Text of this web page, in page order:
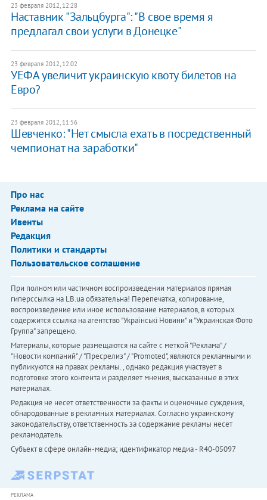
23 февраля 2012, 12:28
Наставник "Зальцбурга": "В свое время я
предлагал свои услуги в Донецке"
23 февраля 2012, 12:02
УЕФА увеличит украинскую квоту билетов на
Евро?
23 февраля 2012, 11:56
Шевченко: "Нет смысла ехать в посредственный
чемпионат на заработки"
Про нас
Реклама на сайте
Ивенты
Редакция
Политики и стандарты
Пользовательское соглашение
При полном или частичном воспроизведении материалов прямая
гиперссылка на LB.ua обязательна! Перепечатка, копирование,
воспроизведение или иное использование материалов, в которых
содержится ссылка на агентство "Українськi Новини" и "Украинская Фото
Группа" запрещено.
Материалы, которые размещаются на сайте с меткой "Реклама" /
"Новости компаний" / "Пресрелиз" / "Promoted", являются рекламными и
публикуются на правах рекламы. , однако редакция участвует в
подготовке этого контента и разделяет мнения, высказанные в этих
материалах.
Редакция не несет ответственности за факты и оценочные суждения,
обнародованные в рекламных материалах. Согласно украинскому
законодательству, ответственность за содержание рекламы несет
рекламодатель.
Субъект в сфере онлайн-медиа; идентификатор медиа - R40-05097
РЕКЛАМА